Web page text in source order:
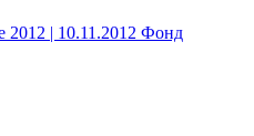
| 10.11.2012 Фонд